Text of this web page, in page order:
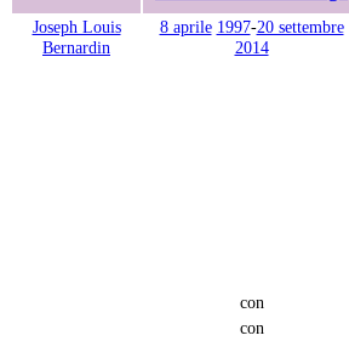
Joseph Louis
Bernardin
8 aprile 1997-20 settembre
2014
con
con